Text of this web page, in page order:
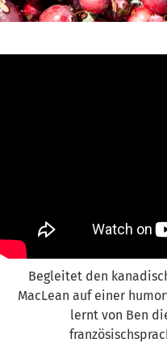
Begleitet den
MacLean auf einer
lernt von Ben